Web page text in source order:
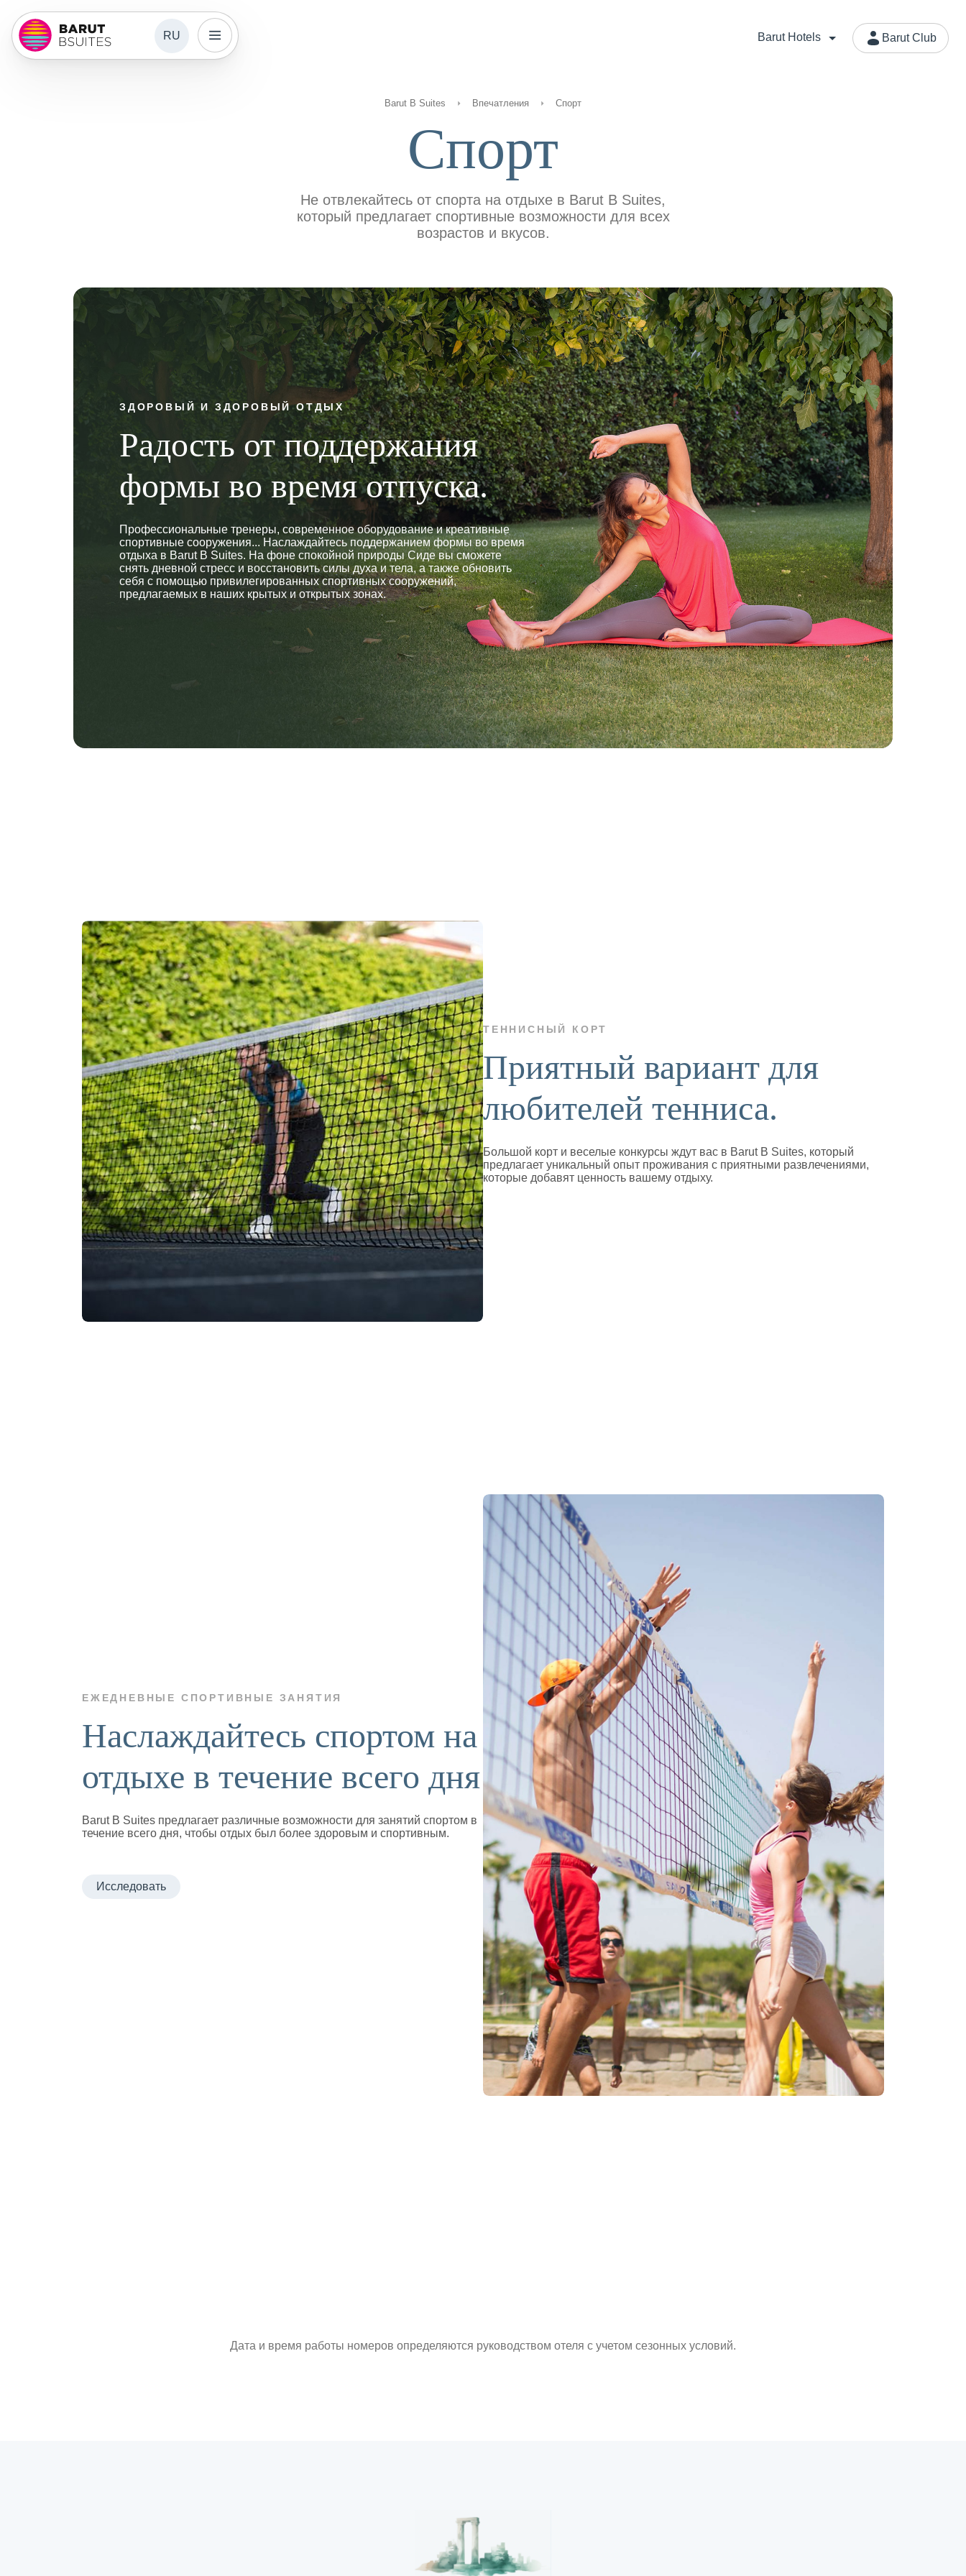
RU Barut Hotels Barut Club
Barut B Suites Впечатления Спорт
Спорт
Не отвлекайтесь от спорта на отдыхе в Barut B Suites,
который предлагает спортивные возможности для всех
возрастов и вкусов.
ЗДОРОВЫЙ И ЗДОРОВЫЙ ОТДЫХ
Радость от поддержания
формы во время отпуска.
Профессиональные тренеры, современное оборудование и креативные
спортивные сооружения... Наслаждайтесь поддержанием формы во время
отдыха в Barut B Suites. На фоне спокойной природы Сиде вы сможете
снять дневной стресс и восстановить силы духа и тела, а также обновить
себя с помощью привилегированных спортивных сооружений,
предлагаемых в наших крытых и открытых зонах.
ТЕННИСНЫЙ КОРТ
Приятный вариант для
любителей тенниса.
Большой корт и веселые конкурсы ждут вас в Barut B Suites, который
предлагает уникальный опыт проживания с приятными развлечениями,
которые добавят ценность вашему отдыху.
ЕЖЕДНЕВНЫЕ СПОРТИВНЫЕ ЗАНЯТИЯ
Наслаждайтесь спортом на
отдыхе в течение всего дня
Barut B Suites предлагает различные возможности для занятий спортом в
течение всего дня, чтобы отдых был более здоровым и спортивным.
Исследовать
Дата и время работы номеров определяются руководством отеля с учетом сезонных условий.